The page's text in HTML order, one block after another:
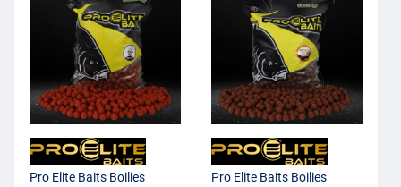
Pro Elite Baits Boilies
Pro Elite Baits Boilies